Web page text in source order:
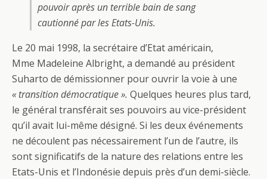
pouvoir après un terrible bain de sang
cautionné par les Etats-Unis.
Le 20 mai 1998, la secrétaire d’Etat américain,
Mme Madeleine Albright, a demandé au président
Suharto de démissionner pour ouvrir la voie à une
« transition démocratique ». Quelques heures plus tard,
le général transférait ses pouvoirs au vice-président
qu’il avait lui-même désigné. Si les deux événements
ne découlent pas nécessairement l’un de l’autre, ils
sont significatifs de la nature des relations entre les
Etats-Unis et l’Indonésie depuis près d’un demi-siècle.